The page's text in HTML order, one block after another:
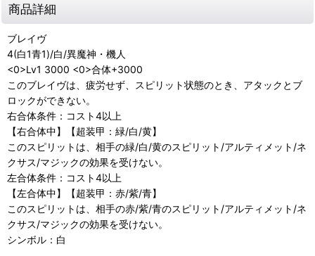
商品詳細
ブレイヴ
4(白1青1)/白/異魔神・機人
<0>Lv1 3000 <0>合体+3000
このブレイヴは、疲労せず、スピリット状態のとき、アタックとブ
ロックができない。
右合体条件：コスト4以上
【右合体中】【超装甲：緑/白/黄】
このスピリットは、相手の緑/白/黄のスピリット/アルティメット/ネ
クサス/マジックの効果を受けない。
左合体条件：コスト4以上
【左合体中】【超装甲：赤/紫/青】
このスピリットは、相手の赤/紫/青のスピリット/アルティメット/ネ
クサス/マジックの効果を受けない。
シンボル：白